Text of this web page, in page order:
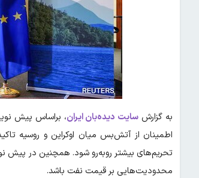
به گزارش سایت دیده‌بان ایران
اطمینان از آتش‌بس میان اوکراین و روسیه
محدودیت‌هایی بر قیمت نفت باشد.